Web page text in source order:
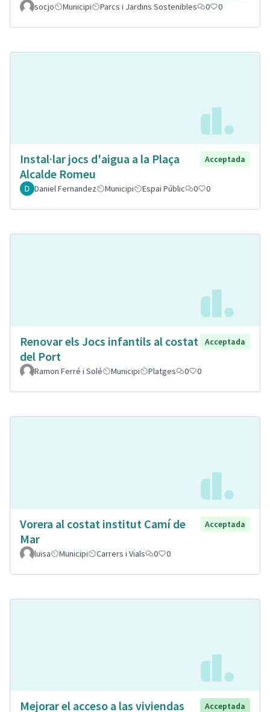
socjo
Municipi Parcs i Jardins Sostenibles 0 0
Instal·lar jocs d'aigua a la Plaça
Alcalde Romeu
Acceptada
Daniel Fernandez Municipi Espai Públic 0 0
Renovar els Jocs infantils al costat
del Port
Acceptada
Ramon Ferré i Solé Municipi Platges 0 0
Vorera al costat institut Camí de
Mar
Acceptada
luisa Municipi Carrers i Vials 0 0
Mejorar el acceso a las viviendas Acceptada